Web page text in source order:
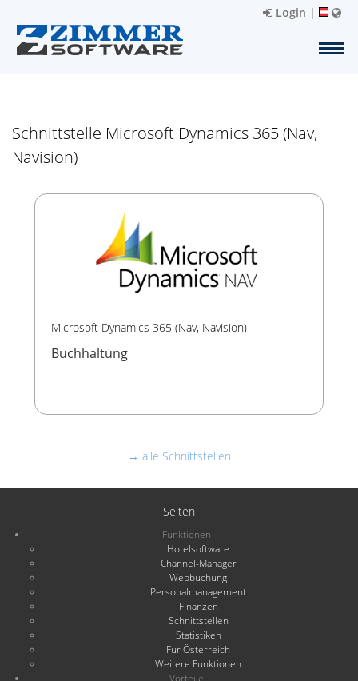
Login |
Schnittstelle Microsoft Dynamics 365 (Nav,
Navision)
Microsoft Dynamics 365 (Nav, Navision)
Buchhaltung
→ alle Schnittstellen
Seiten
Funktionen
Hotelsoftware
Channel-Manager
Webbuchung
Personalmanagement
Finanzen
Schnittstellen
Statistiken
Für Österreich
Weitere Funktionen
Vorteile